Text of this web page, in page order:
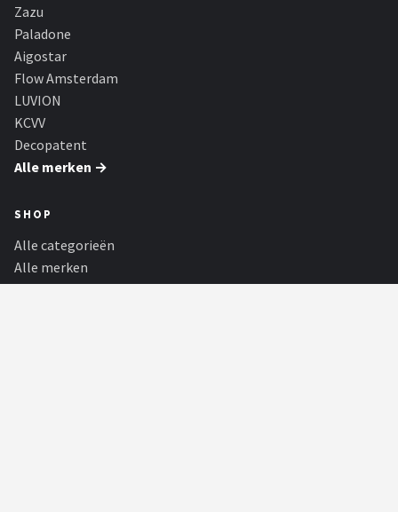
Zazu
Paladone
Aigostar
Flow Amsterdam
LUVION
KCVV
Decopatent
Alle merken →
SHOP
Alle categorieën
Alle merken
Blog